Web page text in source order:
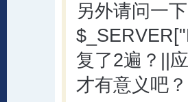
另外请问一
复了2遍？||
才有意义吧？